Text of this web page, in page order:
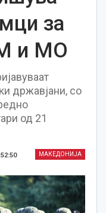
за
и МО
државјани, со
од 21
МАКЕДОНИЈА